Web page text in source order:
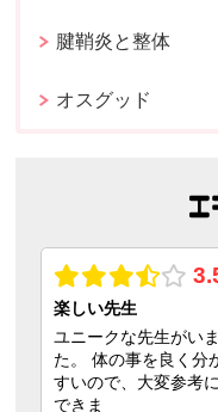
腱鞘炎と整体
オスグッド